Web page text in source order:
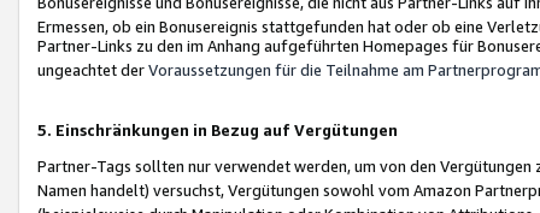
Ermessen, ob ein Bonusereignis stattgefunden hat oder ob eine
Partner-Links zu den im Anhang aufgeführten Homepages für
ungeachtet derVoraussetzungen für die Teilnahme am
5. Einschränkungen in Bezug auf Vergütungen
Partner-Tags sollten nur verwendet werden, um von den
Namen handelt) versuchst, Vergütungen sowohl vom Amazon